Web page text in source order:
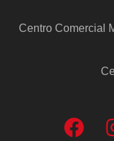
Centro Comercial